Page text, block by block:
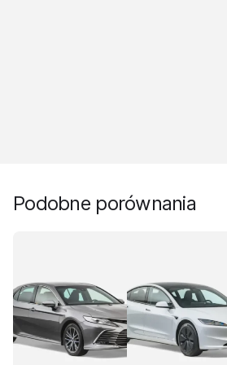
Podobne porównania